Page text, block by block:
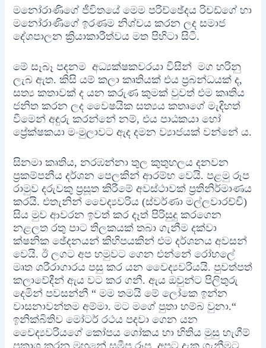
මනෝරාණිගේ ජීවිතයේ මෙම පරිච්ඡේදය රිචඩ්ගේ හා
මනෝරාණිගේ ඉරණම නිශ්චය කරන ලද සමාජ
දේශපාලන ක්‍රියාකාරීත්වය මත පිහිටා සිටී.
මේ සෑබෑ පදනම අධ්‍යක්ෂකවරයා විසින් මග හරිනු
ලැබ ඇත. කිසි යම් කලා කෘතියක් එය ප්‍රබන්ධයක් ද,
සත්‍ය කතාවක් ද යන කරුණ කුමක් වුවත් එම කෘතිය
ජනිත කරන ලද වෛෂයික සත්‍යය කතෘගේ මැදිහත්
වීමෙන් අඳුරු කරන්නේ නම්, එය පාඨකයා හෝ
ප්‍රේක්ෂකයා මංමුලාවට ඇද දමන ව්‍යාජයක් වන්නේ ය.
සිනමා කෘතිය, නරඹන්නා තුල කුතුහලය දනවන
ප්‍රකම්පනීය දර්ශන පෙලකින් ආරම්භ වෙයි. පළමු රූප
රාමුව දරුවකු ප්‍රසූත කිරීමේ අවස්ථාවක් ප්‍රතිනිර්මාණය
කරයි. එතැනින් වෛද්‍යවරිය (ස්වර්ණා මල්ලවාරච්චි)
සිය මුව ආවරන ඉවත් කර දෑත් පිරිසුදු කරගෙන
නළලත රතු පාට තිලකයක් තබා ගැනීම දක්වා
ක්ෂනික ඡේදනයන් කිහිපයකින් එම දර්ශනය අවසන්
වෙයි. ඊ ලගට අප හමුවට ගෙන එන්නේ රෝහලේ
මෘත ශරීරාගාරය පසු කර යන වෛද්‍යවරියයි. පුවත්පත්
කලාවේදීන් ඇය වට කර ගනී. ඇය ඔවුන්ට පිලිතුරු
දෙමින් පවසන්නී “ මම තමයි මේ ලෝකෙ ඉන්න
වාසනාවන්තම අම්මා. මට මගේ පුතා හම්බ වුනා.“
ඉනික්බිතිව මෝටර් රථය පදවා ගෙන යන
වෛද්‍යවරියගේ කෝපය ශෝකය හා භිතිය මුසු හැගීම්